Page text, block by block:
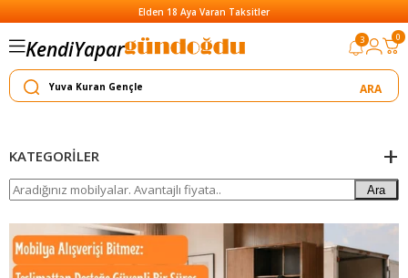
Elden 18 Aya Varan Taksitler
Kendi
Yapar
Satar
3 0
KATEGORILER
Ara